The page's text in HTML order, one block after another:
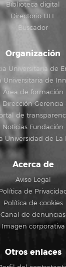
Biblioteca digital
Directorio ULL
Buscador
Organización
Universitaria de
Universitaria de
Área de formación
Dirección Gerencia
de
Noticias Fundación
Universidad de La
Acerca de
Aviso Legal
de
Política de cookies
Canal de denuncias
Imagen corporativa
Otros enlaces